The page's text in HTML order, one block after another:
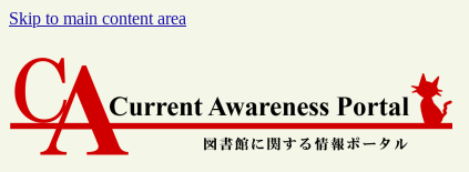
Skip to main content area